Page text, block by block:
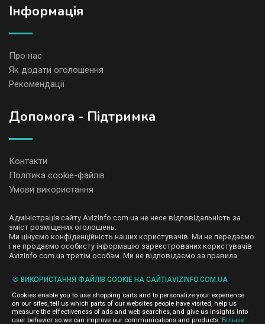
Iнформація
Про нас
Як додати оголошення
Рекомендації
Допомога - Підтримка
Контакти
Політика cookie-файлів
Умови використання
Адміністрація сайту AvizInfo.com.ua не несе відповідальність за
зміст розміщених оголошень.
Ми цінуємо конфіденційність наших користувачів. Ми не передаємо
і не продаємо особисту інформацію зареєстрованих користувачів
AvizInfo.com.ua третім особам. Ми не відповідаємо за правила
деяких сторінках нашого сайту представлена реклама Google
Adsense Advertising Network. Щоб дізнатися детальніше про
правила конфіденційності Googleнатисніть тут.
🍪 ВИКОРИСТАННЯ ФАЙЛІВ COOKIE НА САЙТІAVIZINFO.COM.UA
Cookies enable you to use shopping carts and to personalize your experience
on our sites, tell us which parts of our websites people have visited, help us
measure the effectiveness of ads and web searches, and give us insights into
user behavior so we can improve our communications and products. Більше